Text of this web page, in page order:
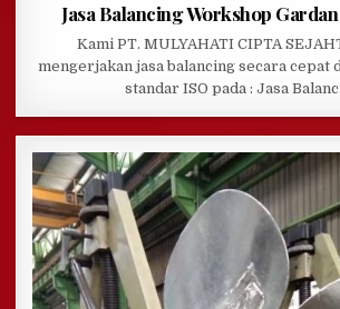
Jasa Balancing Workshop
Kami PT. MULYAHATI CIPTA
mengerjakan jasa balancing secara cepat
standar ISO pada : Jasa